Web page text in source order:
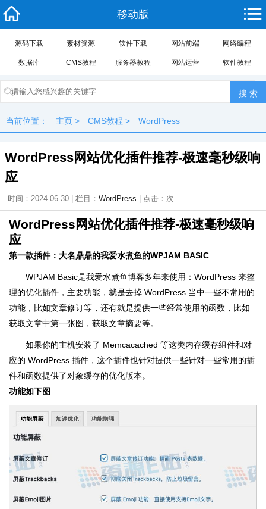
移动版
源码下载 素材资源 软件下载 网站前端 网络编程
数据库 CMS教程 服务器教程 网站运营 软件教程
当前位置： 主页 > CMS教程 > WordPress
WordPress网站优化插件推荐-极速毫秒级响
应
时间：2024-06-30 | 栏目： WordPress | 点击： 次
WordPress网站优化插件推荐-极速毫秒级响
应
第一款插件：大名鼎鼎的我爱水煮鱼的WPJAM BASIC
WPJAM Basic是我爱水煮鱼博客多年来使用：WordPress 来整
理的优化插件，主要功能，就是去掉 WordPress 当中一些不常用的
功能，比如文章修订等，还有就是提供一些经常使用的函数，比如
获取文章中第一张图，获取文章摘要等。
如果你的主机安装了 Memcacached 等这类内存缓存组件和对
应的 WordPress 插件，这个插件也针对提供一些针对一些常用的插
件和函数提供了对象缓存的优化版本。
功能如下图